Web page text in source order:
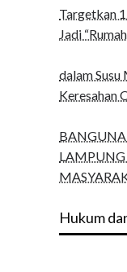
Targetkan
Jadi
dalam
Keresahan
LAMPUNG
Hukum